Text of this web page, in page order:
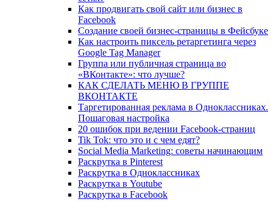
Как продвигать свой сайт или бизнес в
Facebook
Создание своей бизнес-страницы в Фейсбуке
Как настроить пиксель ретаргетинга через
Google Tag Manager
Группа или публичная страница во
«ВКонтакте»: что лучше?
КАК СДЕЛАТЬ МЕНЮ В ГРУППЕ
ВКОНТАКТЕ
Таргетированная реклама в Одноклассниках.
Пошаговая настройка
20 ошибок при ведении Facebook-страниц
Tik Tok: что это и с чем едят?
Social Media Marketing: советы начинающим
Раскрутка в Pinterest
Раскрутка в Одноклассниках
Раскрутка в Youtube
Раскрутка в Facebook